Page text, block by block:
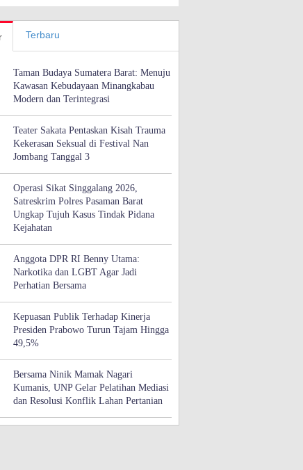
Terbaru
Taman Budaya Sumatera Barat: Menuju
Kawasan Kebudayaan Minangkabau
Modern dan Terintegrasi
Teater Sakata Pentaskan Kisah Trauma
Kekerasan Seksual di Festival Nan
Jombang Tanggal 3
Operasi Sikat Singgalang 2026,
Satreskrim Polres Pasaman Barat
Ungkap Tujuh Kasus Tindak Pidana
Kejahatan
Anggota DPR RI Benny Utama:
Narkotika dan LGBT Agar Jadi
Perhatian Bersama
Kepuasan Publik Terhadap Kinerja
Presiden Prabowo Turun Tajam Hingga
49,5%
Bersama Ninik Mamak Nagari
Kumanis, UNP Gelar Pelatihan Mediasi
dan Resolusi Konflik Lahan Pertanian